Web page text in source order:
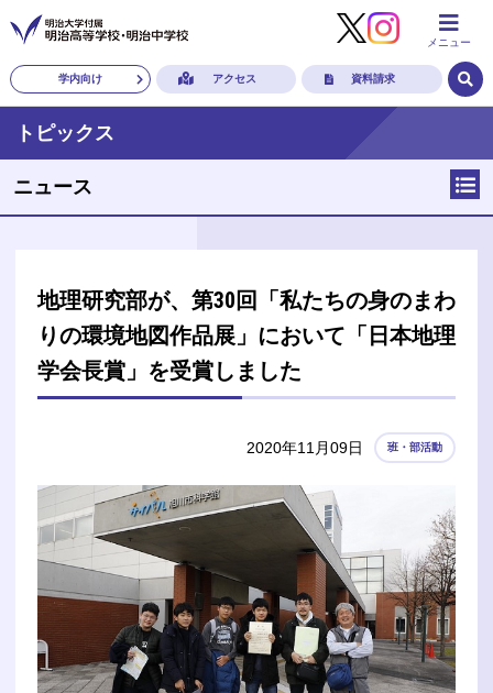
メニュー
学内向け アクセス 資料請求
トピックス
ニュース
地理研究部が、第30回「私たちの身のまわ
りの環境地図作品展」において「日本地理
学会長賞」を受賞しました
2020年11月09日 班・部活動